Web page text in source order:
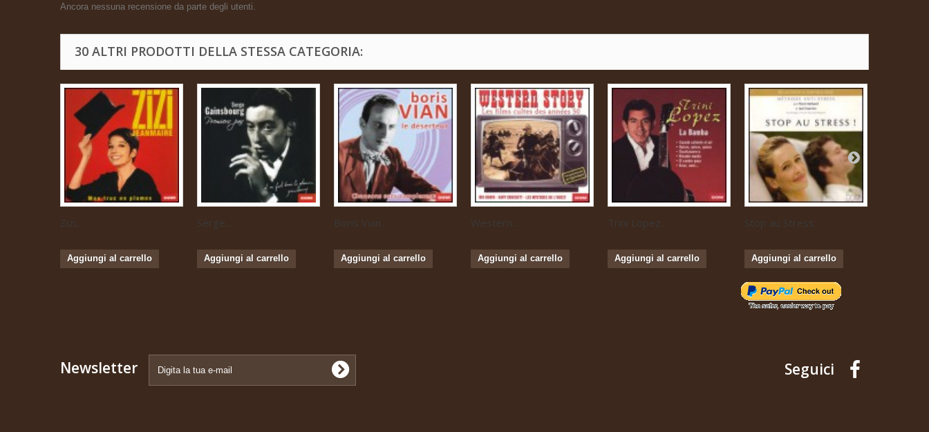
Ancora nessuna recensione da parte degli utenti.
30 ALTRI PRODOTTI DELLA STESSA CATEGORIA:
Zizi...
Aggiungi al carrello
Serge...
Aggiungi al carrello
Boris Vian...
Aggiungi al carrello
Western...
Aggiungi al carrello
Trini Lopez...
Aggiungi al carrello
Stop au Stress
Aggiungi al carrello
Newsletter Seguici